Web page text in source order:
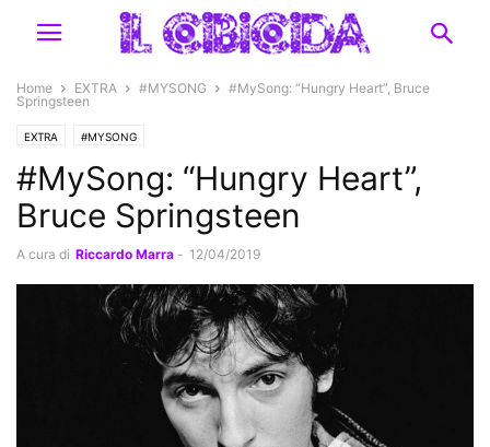
Home EXTRA #MYSONG
#MySong: “Hungry Heart”, Bruce
Springsteen
EXTRA #MYSONG
#MySong: “Hungry Heart”,
Bruce Springsteen
A cura di Riccardo Marra - 12/04/2019